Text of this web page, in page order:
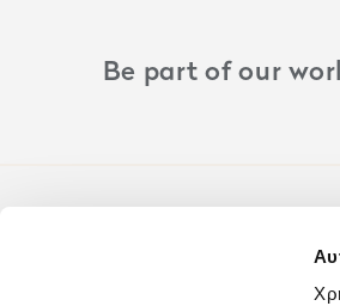
Be part of our